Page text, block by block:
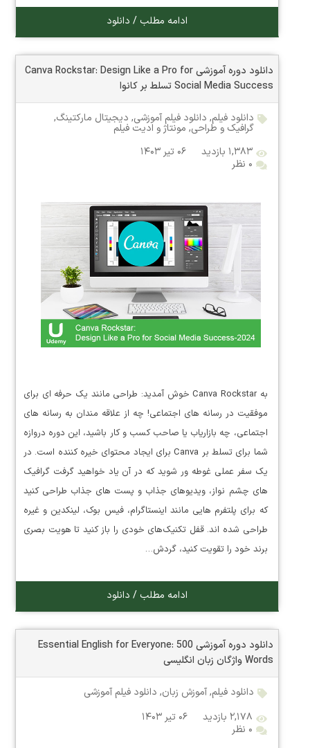
ادامه مطلب / دانلود
دانلود دوره آموزشی Canva Rockstar: Design Like a Pro for
Social Media Success تسلط بر کانوا
دانلود فیلم, دانلود فیلم آموزشی, دیجیتال مارکتینگ,
گرافیک و طراحی, مونتاژ و ادیت فیلم
۱,۳۸۳ بازدید
۰۶ تیر ۱۴۰۳
۰ نظر
به Canva Rockstar خوش آمدید: طراحی مانند یک حرفه ای برای
موفقیت در رسانه های اجتماعی! چه از علاقه مندان به رسانه های
اجتماعی، چه بازاریاب یا صاحب کسب و کار باشید، این دوره دروازه
شما برای تسلط بر Canva برای ایجاد محتوای خیره کننده است. در
یک سفر عملی غوطه ور شوید که در آن یاد خواهید گرفت گرافیک
های چشم نواز، ویدیوهای جذاب و پست های جذاب طراحی کنید
که برای پلتفرم هایی مانند اینستاگرام، فیس بوک، لینکدین و غیره
طراحی شده اند. قفل تکنیک‌های خودی را باز کنید تا هویت بصری
برند خود را تقویت کنید، گردش…
ادامه مطلب / دانلود
دانلود دوره آموزشی Essential English for Everyone: 500
Words واژگان زبان انگلیسی
دانلود فیلم,آموزش زبان, دانلود فیلم آموزشی
۲,۱۷۸ بازدید
۰۶ تیر ۱۴۰۳
۰ نظر